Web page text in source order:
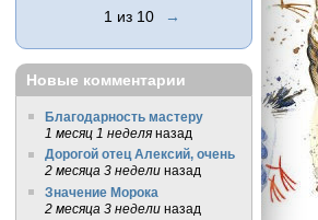
1 из 10 →
Новые комментарии
Благодарность мастеру
1 месяц 1 неделяназад
Дорогой отец Алексий, очень
2 месяца 3 неделиназад
Значение Морока
2 месяца 3 неделиназад